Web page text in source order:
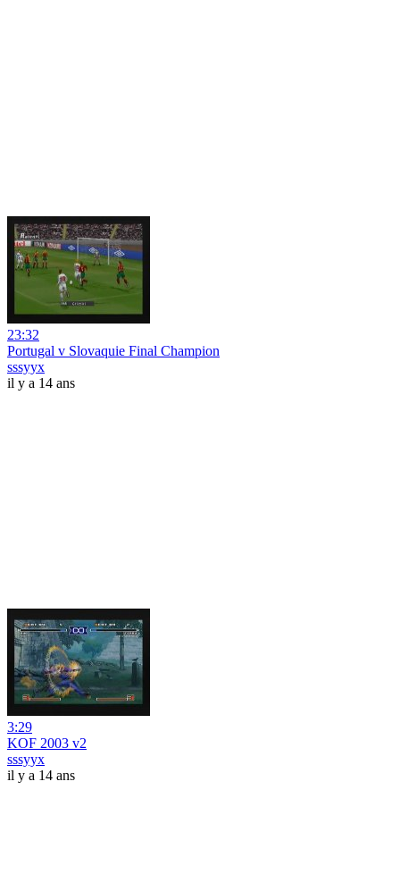
23:32
Portugal v Slovaquie Final Champion
sssyyx
il y a 14 ans
3:29
KOF 2003 v2
sssyyx
il y a 14 ans